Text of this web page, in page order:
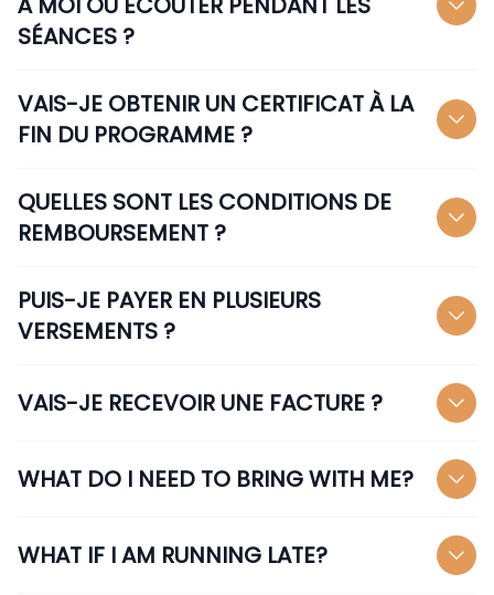
SÉANCES ?
VAIS-JE OBTENIR UN CERTIFICAT À LA
FIN DU PROGRAMME ?
QUELLES SONT LES CONDITIONS DE
REMBOURSEMENT ?
PUIS-JE PAYER EN PLUSIEURS
VERSEMENTS ?
VAIS-JE RECEVOIR UNE FACTURE ?
WHAT DO I NEED TO BRING WITH ME?
WHAT IF I AM RUNNING LATE?